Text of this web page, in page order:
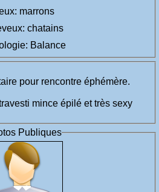
Yeux: marrons
Cheveux: chatains
Astrologie: Balance
pour rencontre éphémère.
mince épilé et très sexy
Publiques